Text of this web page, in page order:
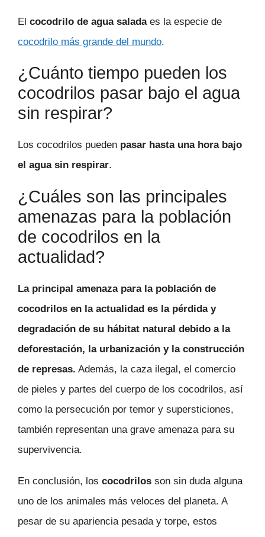
El cocodrilo de agua saladaes la especie de
cocodrilo más grande del mundo.
¿Cuánto tiempo pueden los
cocodrilos pasar bajo el agua
sin respirar?
Los cocodrilos pueden pasar hasta una hora bajo
el agua sin respirar.
¿Cuáles son las principales
amenazas para la población
de cocodrilos en la
actualidad?
La principal amenaza para la población de
cocodrilos en la actualidad es la pérdida y
degradación de su hábitat natural debido a la
deforestación, la urbanización y la construcción
de represas. Además, la caza ilegal, el comercio
de pieles y partes del cuerpo de los cocodrilos, así
como la persecución por temor y supersticiones,
también representan una grave amenaza para su
supervivencia.
En conclusión, los cocodrilos son sin duda alguna
uno de los animales más veloces del planeta. A
pesar de su apariencia pesada y torpe, estos